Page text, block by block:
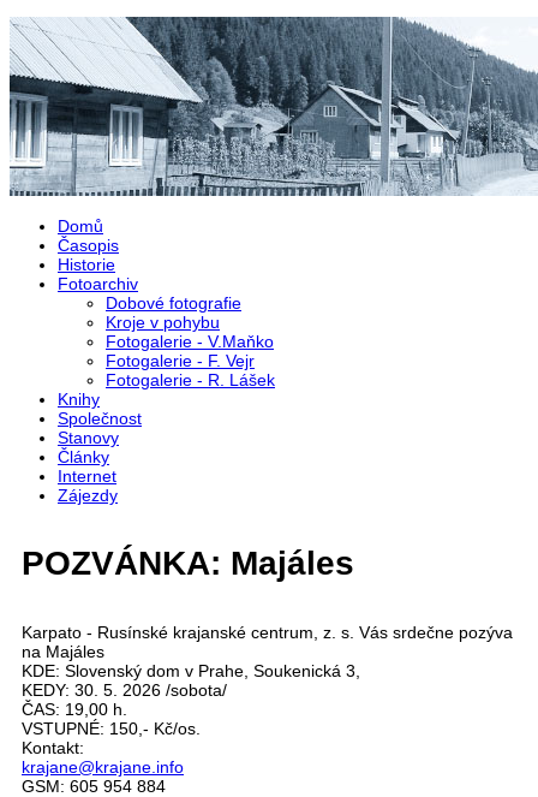
Přejít k hlavnímu obsahu
Domů
Časopis
Historie
Fotoarchiv
Dobové fotografie
Kroje v pohybu
Fotogalerie - V.Maňko
Fotogalerie - F. Vejr
Fotogalerie - R. Lášek
Knihy
Společnost
Stanovy
Články
Internet
Zájezdy
POZVÁNKA: Majáles
Karpato - Rusínské krajanské centrum, z. s. Vás srdečne pozýva
na Majáles
KDE: Slovenský dom v Prahe, Soukenická 3,
KEDY: 30. 5. 2026 /sobota/
ČAS: 19,00 h.
VSTUPNÉ: 150,- Kč/os.
Kontakt:
krajane@krajane.info
GSM: 605 954 884